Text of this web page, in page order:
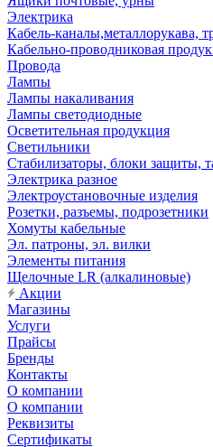
Электрика
Кабель-каналы,металлорукава,
Кабельно-проводниковая
Провода
Лампы
Лампы накаливания
Лампы светодиодные
Осветительная продукция
Светильники
Стабилизаторы, блоки защиты,
Электрика разное
Электроустановочные изделия
Розетки, разъемы, подрозетники
Хомуты кабельные
Эл. патроны, эл. вилки
Элементы питания
Щелочные LR (алкалиновые)
Акции
Магазины
Услуги
Прайсы
Бренды
Контакты
О компании
О компании
Реквизиты
Сертификаты